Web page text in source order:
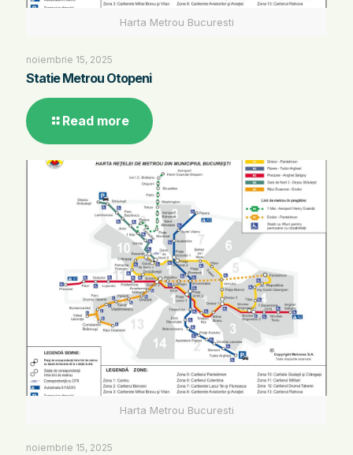
Harta Metrou Bucuresti
noiembrie 15, 2025
Statie Metrou Otopeni
Read more
Harta Metrou Bucuresti
noiembrie 15, 2025